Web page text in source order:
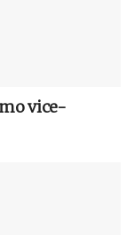
vice-